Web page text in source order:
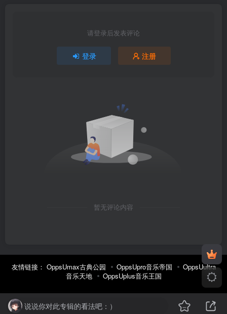
请登录后发表评论
登录 注册
暂无评论内容
友情链接： OppsUmax古典公园 OppsUpro音乐帝国
OppsUultra
音乐天地
OppsUplus音乐王国
说说你对此专辑的看法吧：）